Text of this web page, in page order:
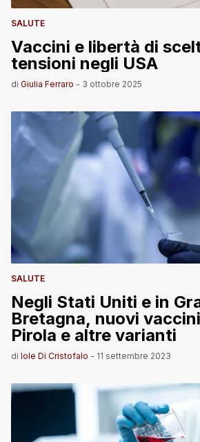
SALUTE
Vaccini e libertà di
tensioni negli USA
di Giulia Ferraro - 3 ottobre 2025
SALUTE
Negli Stati Uniti e in
Bretagna, nuovi
Pirola e altre varianti
di Iole Di Cristofalo - 11 settembre 2023